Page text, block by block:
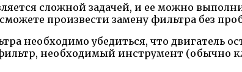
сложной задачей, и ее можно
произвести замену фильтра без
необходимо убедиться, что двигатель
необходимый инструмент